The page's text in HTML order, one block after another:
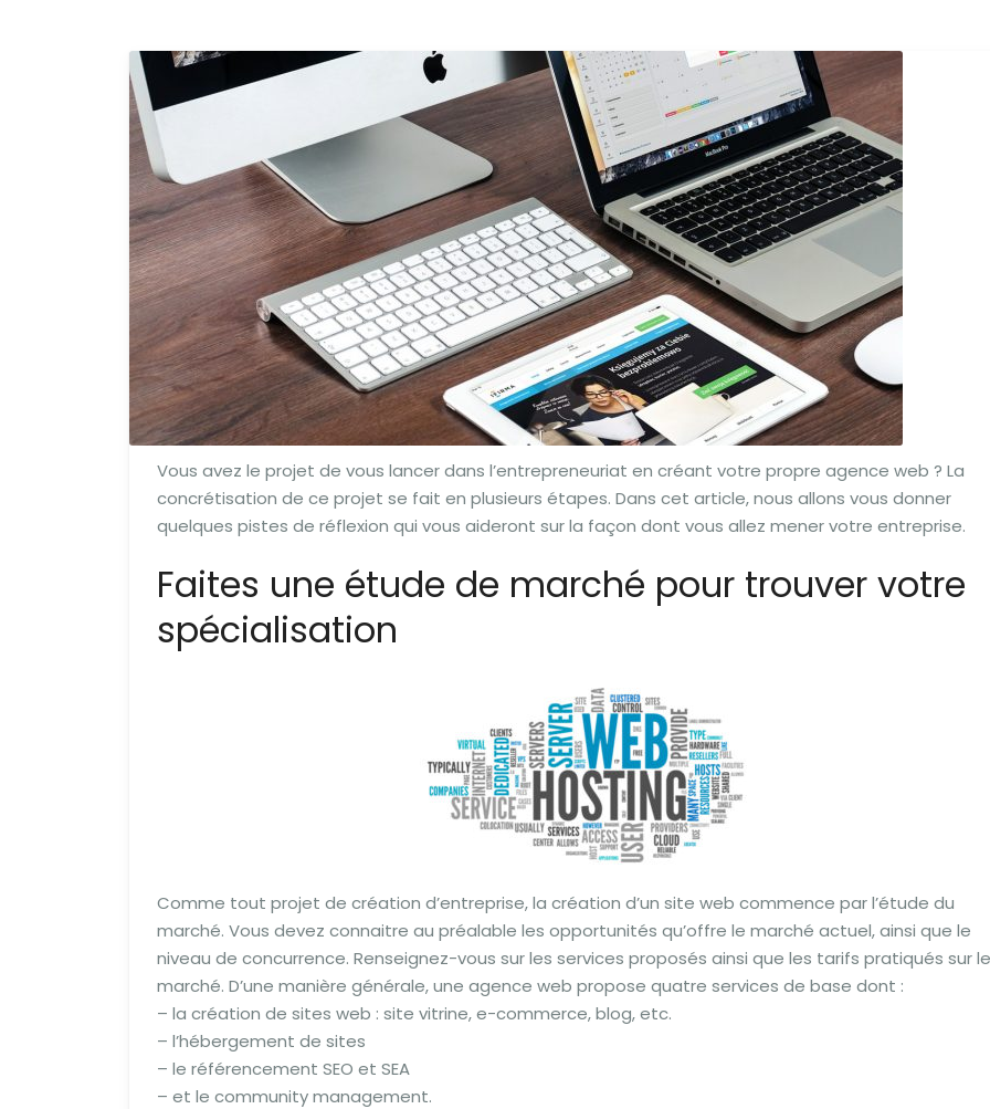
Vous avez le projet de vous lancer dans l’entrepreneuriat en créant votre propre agence web ? La
concrétisation de ce projet se fait en plusieurs étapes. Dans cet article, nous allons vous donner
quelques pistes de réflexion qui vous aideront sur la façon dont vous allez mener votre entreprise.
Faites une étude de marché pour trouver votre
spécialisation
Comme tout projet de création d’entreprise, la création d’un site web commence par l’étude du
marché. Vous devez connaitre au préalable les opportunités qu’offre le marché actuel, ainsi que le
niveau de concurrence. Renseignez-vous sur les services proposés ainsi que les tarifs pratiqués sur le
marché. D’une manière générale, une agence web propose quatre services de base dont :
– la création de sites web : site vitrine, e-commerce, blog, etc.
– l’hébergement de sites
– le référencement SEO et SEA
– et le community management.